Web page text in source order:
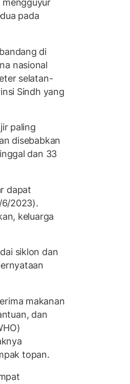
mengguyur
pada
di
nasional
selatan-
Sindh yang
paling
disebabkan
dan 33
dapat
6/2023).
keluarga
siklon dan
makanan
dan
topan.